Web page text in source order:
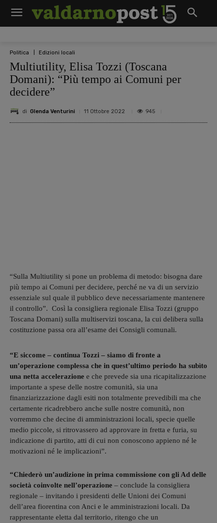
Politica Edizioni locali
Multiutility, Elisa Tozzi (Toscana
Domani): “Più tempo ai Comuni per
decidere”
di Glenda Venturini 11 Ottobre 2022 945
“Sulla Multiutility si pone un problema di metodo: bisogna dare
più tempo ai Comuni per decidere, perché ne va di un servizio
essenziale sul quale il pubblico deve necessariamente mantenere
il controllo”. Così la consigliera regionale Elisa Tozzi (gruppo
Toscana Domani) sulla multiservizi toscana, la cui delibera sulla
costituzione passa ora all’esame dei Consigli comunali.
“E siccome – continua Tozzi – siamo di fronte a
un’operazione complessa che in quest’ultimo periodo ha subìto
una netta accelerazione e che prevede sia una ricapitalizzazione
importante a spese delle nostre comunità, sia una
finanziarizzazione dagli esiti non totalmente prevedibili ma che
certamente ricadrebbero anche sulle nostre comunità, non
vorremmo che decine di amministrazioni locali, specie quelle
medio piccole, si ritrovassero ad approvare in fretta e furia, su
indicazione di partito, atti di cui non conoscono appieno né le
motivazioni né le implicazioni”.
“Chiederò un’audizione in prima commissione con gli Ad delle
società coinvolte nell’operazione – conclude la consigliera
regionale – invitando i presidenti delle Unioni dei Comuni
dell’area fiorentina con Anci e le amministrazioni locali. Da
rappresentante eletta dal territorio, ritengo che un